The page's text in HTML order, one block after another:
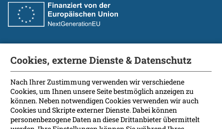
Fakultät
International Patients
Kontakt
Presse
Soziale Medien
Cookies, externe Dienste & Datenschutz
Nach Ihrer Zustimmung verwenden wir verschiedene
Cookies, um Ihnen unsere Seite bestmöglich anzeigen zu
können. Neben notwendigen Cookies verwenden wir auch
Cookies und Skripte externer Dienste. Dabei können
personenbezogene Daten an diese Drittanbieter übermittelt